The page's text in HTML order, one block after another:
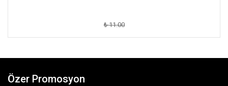
₺ 11.00
Özer Promosyon